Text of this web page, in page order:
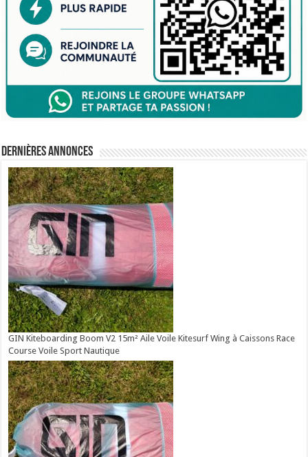
Dernières annonces
GIN Kiteboarding Boom V2 15m² Aile Voile Kitesurf Wing à Caissons Race
Course Voile Sport Nautique